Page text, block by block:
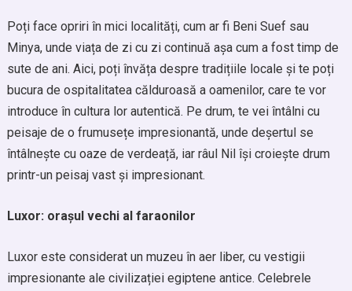
Poți face opriri în mici localități, cum ar fi Beni Suef sau
Minya, unde viața de zi cu zi continuă așa cum a fost timp de
sute de ani. Aici, poți învăța despre tradițiile locale și te poți
bucura de ospitalitatea călduroasă a oamenilor, care te vor
introduce în cultura lor autentică. Pe drum, te vei întâlni cu
peisaje de o frumusețe impresionantă, unde deșertul se
întâlnește cu oaze de verdeață, iar râul Nil își croiește drum
printr-un peisaj vast și impresionant.
Luxor: orașul vechi al faraonilor
Luxor este considerat un muzeu în aer liber, cu vestigii
impresionante ale civilizației egiptene antice. Celebrele